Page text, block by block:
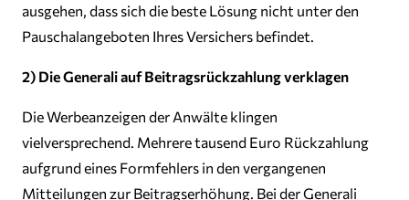
ausgehen, dass sich die beste Lösung nicht unter den
Pauschalangeboten Ihres Versichers befindet.
2) Die Generali auf Beitragsrückzahlung verklagen
Die Werbeanzeigen der Anwälte klingen
vielversprechend. Mehrere tausend Euro Rückzahlung
aufgrund eines Formfehlers in den vergangenen
Mitteilungen zur Beitragserhöhung. Bei der Generali